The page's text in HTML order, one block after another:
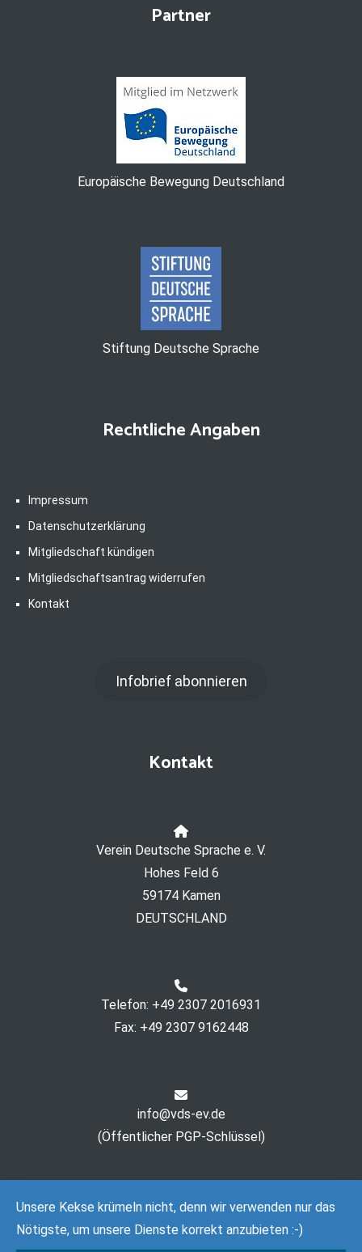
Partner
Europäische Bewegung Deutschland
Stiftung Deutsche Sprache
Rechtliche Angaben
Impressum
Datenschutzerklärung
Mitgliedschaft kündigen
Mitgliedschaftsantrag widerrufen
Kontakt
Infobrief abonnieren
Kontakt
Verein Deutsche Sprache e. V.
Hohes Feld 6
59174 Kamen
DEUTSCHLAND
Telefon: +49 2307 2016931
Fax: +49 2307 9162448
info@vds-ev.de
(Öffentlicher PGP-Schlüssel)
Unsere Kekse krümeln nicht, denn wir verwenden nur das
Nötigste, um unsere Dienste korrekt anzubieten :-)